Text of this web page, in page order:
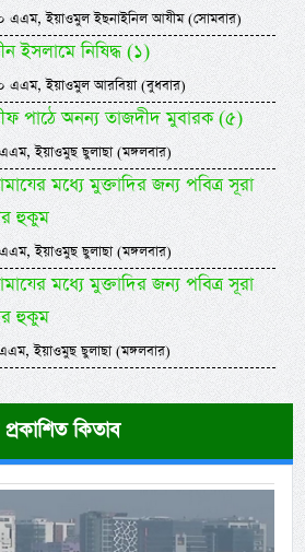
ইয়াওমুল ইছনাইনিল আযীম (সোমবার)
ইসলামে নিষিদ্ধ (১)
ইয়াওমুল আরবিয়া (বুধবার)
পাঠে অনন্য তাজদীদ মুবারক (৫)
ইয়াওমুছ ছুলাছা (মঙ্গলবার)
মধ্যে মুক্তাদির জন্য পবিত্র সূরা
হুকুম
ইয়াওমুছ ছুলাছা (মঙ্গলবার)
মধ্যে মুক্তাদির জন্য পবিত্র সূরা
হুকুম
ইয়াওমুছ ছুলাছা (মঙ্গলবার)
কিতাব